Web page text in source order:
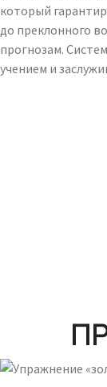
который
до преклонного
прогнозам.
учением и